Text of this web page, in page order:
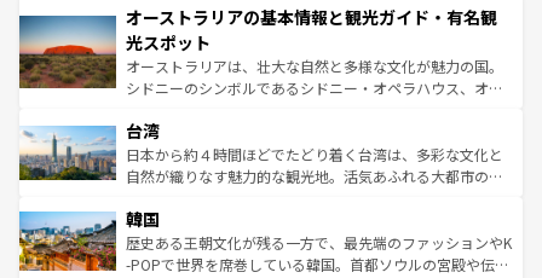
文化が魅力。旅行者はアメリカの各地域で異なる魅力を楽
しみながら、その多様性と豊かな歴史を感じることができ
るだろう。車でのロードトリップや列車の旅も、アメリカ
ならではの贅沢な旅のスタイルだ。 なお、新着のアメリカ
情報は コンテンツ一覧 を参照してほしい。
ワイ島は見逃せない。また、定番の観光地といえばオアフ
島だが、静かな自然を求めるならマウイ島やカウアイ島が
おすすめ。エメラルドグリーンに輝く海をはじめ、豊かな
文化や歴史が息づいている。「アロハスピリット」と呼ば
人々、おいしいローカルフードやハワイアンミュージッ
ク、伝統的なフラダンスなど、すべてがハワイの魅力を彩
っている。訪れるたびに新しい発見と感動が待っているハ
はコンテンツ一覧
オーストラリアの基本情報と観光ガイド・有名観
光スポット
オーストラリアは、壮大な自然と多様な文化が魅力の国。
シドニーのシンボルであるシドニー・オペラハウス、オー
リアリーフや大陸中央部にそびえるウルル（エアーズロッ
ク）、タスマニアの美しい原生林やケアンズの熱帯雨林な
ど、見どころがたくさん。また、カフェやワイン、オージ
いる。アクティビティも充実しており、サーフィンやダイ
ビング、ハイキングなど、アウトドア好きにはたまらな
い。オーストラリアの多彩な魅力を存分に味わいつくそ
台湾
日本から約４時間ほどでたどり着く台湾は、多彩な文化と
自然が織りなす魅力的な観光地。活気あふれる大都市の台
ン）、静ひつな山岳地帯である台湾東部など、都市の喧騒
と山間の静けさが共存しており、訪れる人に新しい発見と
驚きをもたらしてくれる。また、奥深い台湾の食文化も魅
韓国
歴史ある王朝文化が残る一方で、最先端のファッションやK
-POPで世界を席巻している韓国。首都ソウルの宮殿や伝統